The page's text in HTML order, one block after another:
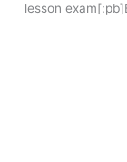
lesson